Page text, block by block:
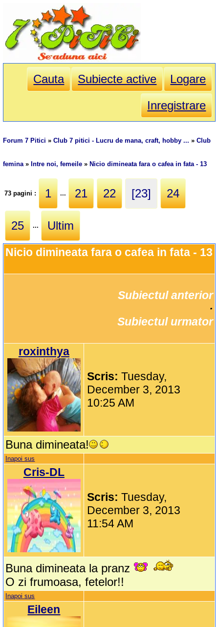
Cauta Subiecte active
Logare
Inregistrare
Forum 7 Pitici »Club 7 pitici - Lucru de mana, craft, hobby ... »Club
femina» Intre noi, femeile » Nicio dimineata fara o cafea in fata - 13
73 pagini : 1 ... 21 22 [23] 24
25 ... Ultim
Nicio dimineata fara o cafea in fata - 13
Subiectul anterior
Subiectul urmator
roxinthya
Scris:Tuesday,
December 3, 2013
10:25 AM
Buna dimineata!
Inapoi sus
Cris-DL
Scris:Tuesday,
December 3, 2013
11:54 AM
Buna dimineata la pranz
O zi frumoasa, fetelor!!
Inapoi sus
Eileen